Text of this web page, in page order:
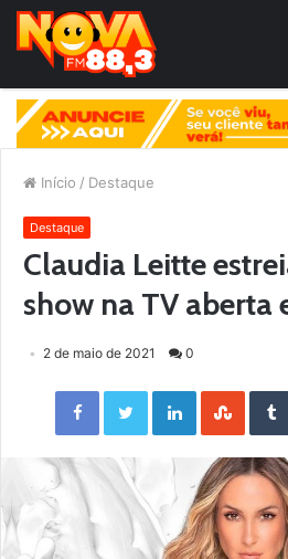
Início / Destaque
Destaque
Claudia Leitte
show na TV aberta
2 de maio de 2021 0
Facebook Twitter LinkedIn StumbleUpon